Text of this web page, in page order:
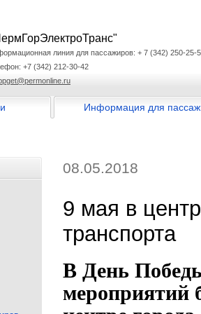
линия для пассажиров: + 7 (342) 250-25-
+7 (342) 212-30-42
Информация для
08.05.2018
9 мая в
транспорта
В День
мероприятий